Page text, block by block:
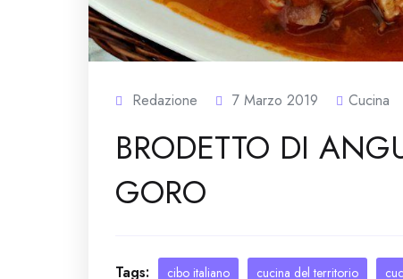
Redazione 7 Marzo 2019 Cucina
BRODETTO DI
GORO
Tags: cibo italiano cucina del territorio